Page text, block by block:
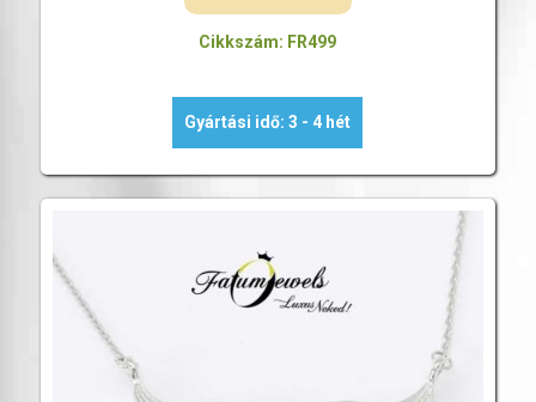
Cikkszám: FR499
Gyártási idő: 3 - 4 hét